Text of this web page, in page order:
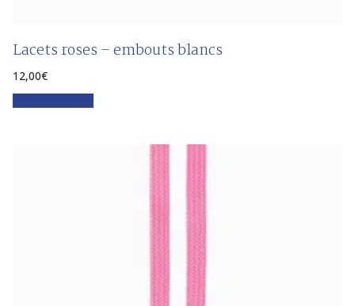
Lacets roses – embouts blancs
12,00€